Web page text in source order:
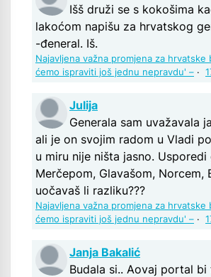
Išš druži se s kokošima
lakoćom napišu za hrvatskog
-đeneral. Iš.
Najavljena važna promjena za hrvatske
ćemo ispraviti još jednu nepravdu' – ·
Julija
Generala sam uvažavala
ali je on svojim radom u Vladi
u miru nije ništa jasno. Usporedi
Merčepom, Glavašom, Norcem,
uočavaš li razliku???
Najavljena važna promjena za hrvatske
ćemo ispraviti još jednu nepravdu' – ·
Janja Bakalić
Budala si.. Aovaj portal